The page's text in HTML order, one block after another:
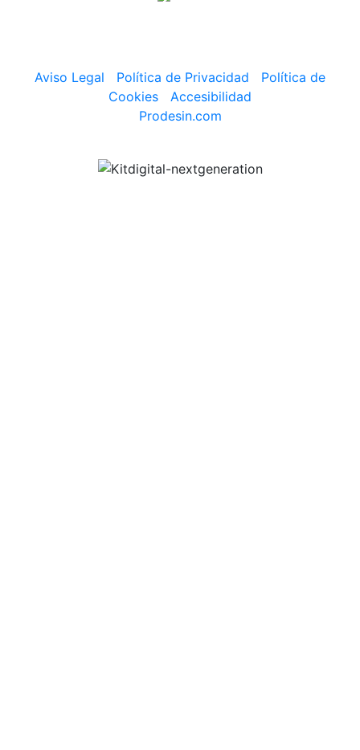
Aviso Legal Política de Privacidad
Política de
Cookies
Accesibilidad
Prodesin.com